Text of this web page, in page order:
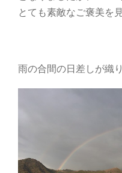
とても素敵なご褒美を
雨の合間の日差しが織